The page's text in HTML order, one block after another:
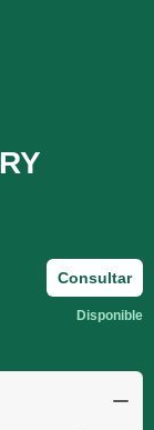
Disponible
Consultar